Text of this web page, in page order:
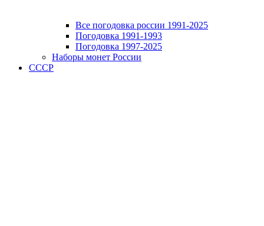
Все погодовка россии 1991-2025
Погодовка 1991-1993
Погодовка 1997-2025
Наборы монет России
СССР